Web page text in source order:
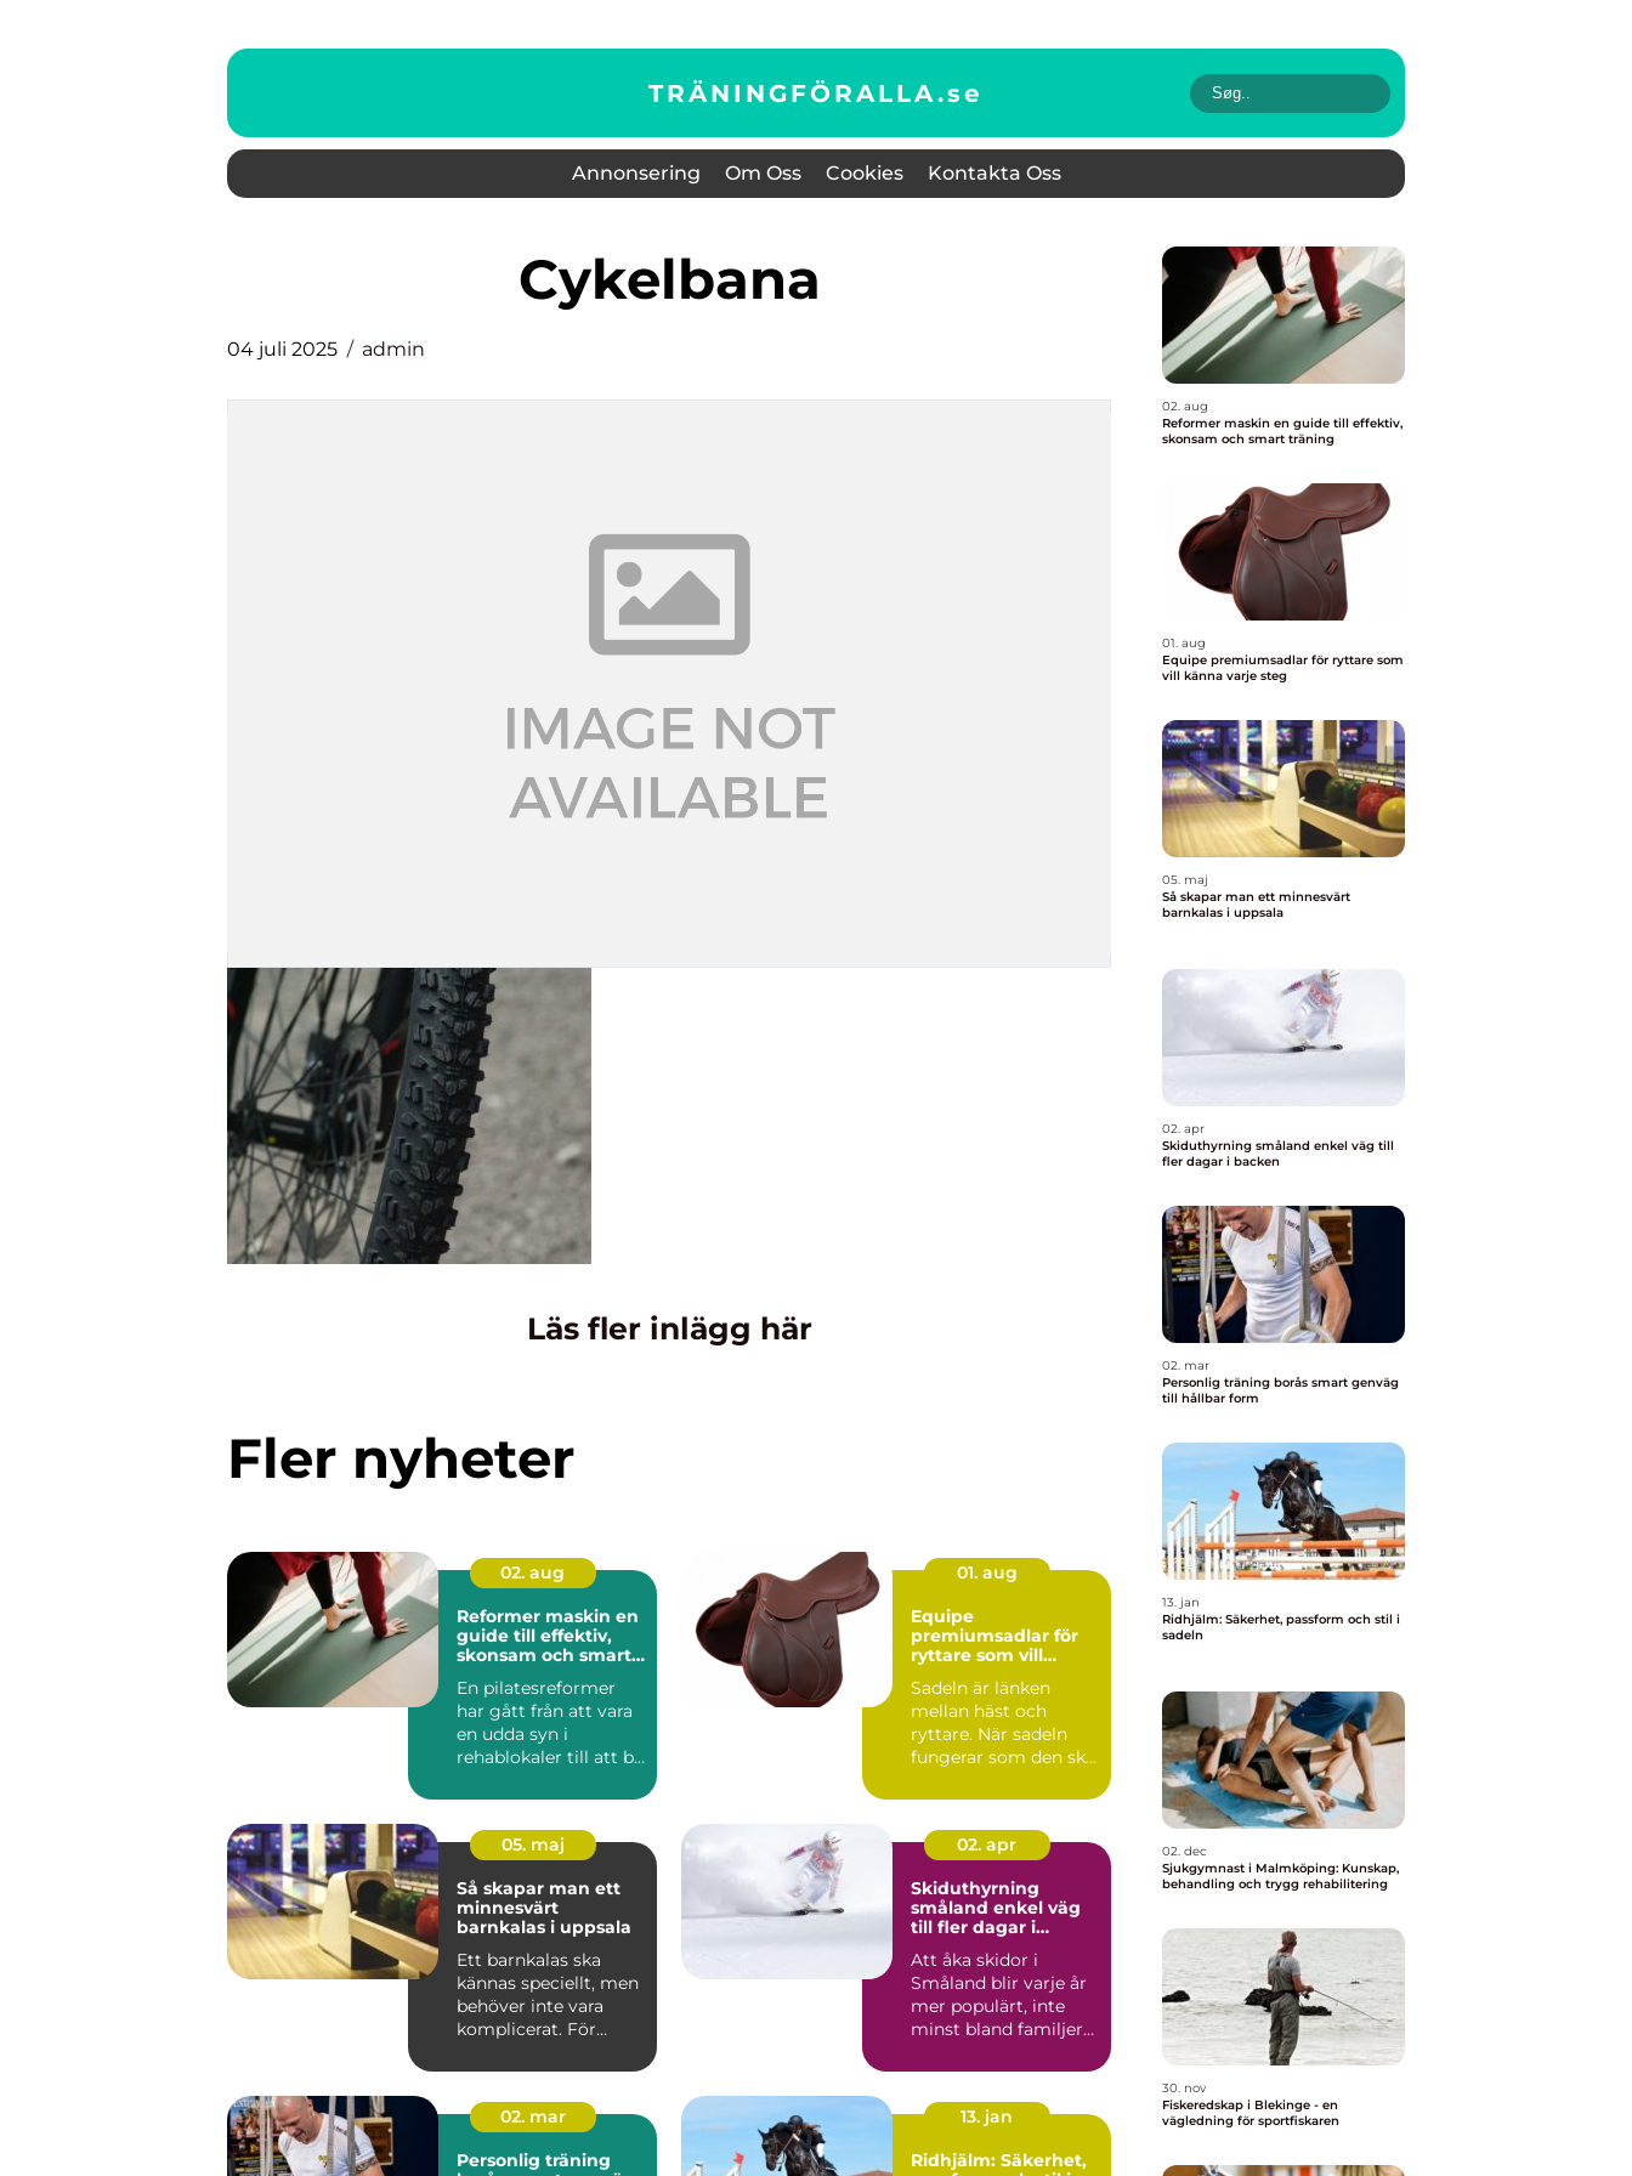
TRÄNINGFÖRALLA.se
Annonsering Om Oss Cookies Kontakta Oss
Cykelbana
04 juli 2025 admin
Läs fler inlägg här
Fler nyheter
02. aug
Reformer maskin en
guide till effektiv,
skonsam och smart
En pilatesreformer
har gått från att vara
en udda syn i
rehablokaler till att bli
01. aug
Equipe
premiumsadlar för
ryttare som vill
Sadeln är länken
mellan häst och
ryttare. När sadeln
fungerar som den ska
varje ...
05. maj
Så skapar man ett
minnesvärt
barnkalas i uppsala
Ett barnkalas ska
kännas speciellt, men
behöver inte vara
komplicerat. För
Uppsala ...
02. apr
Skiduthyrning
småland enkel väg
till fler dagar i
Att åka skidor i
Småland blir varje år
mer populärt, inte
minst bland familjer
ko...
02. mar
Personlig träning
13. jan
Ridhjälm: Säkerhet,
02. aug
Reformer maskin en guide till effektiv,
skonsam och smart träning
01. aug
Equipe premiumsadlar för ryttare som
vill känna varje steg
05. maj
Så skapar man ett minnesvärt
barnkalas i uppsala
02. apr
Skiduthyrning småland enkel väg till
fler dagar i backen
02. mar
Personlig träning borås smart genväg
till hållbar form
13. jan
Ridhjälm: Säkerhet, passform och stil i
sadeln
02. dec
Sjukgymnast i Malmköping: Kunskap,
behandling och trygg rehabilitering
30. nov
Fiskeredskap i Blekinge - en
vägledning för sportfiskaren